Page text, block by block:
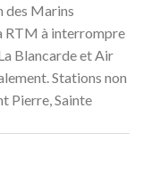
des Marins
RTM à interrompre
Blancarde et Air
Stations non
Pierre, Sainte